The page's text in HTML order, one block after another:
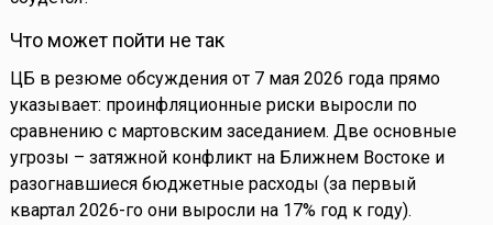
Что может пойти не так
ЦБ в резюме обсуждения от 7 мая 2026 года прямо
указывает: проинфляционные риски выросли по
сравнению с мартовским заседанием. Две основные
угрозы – затяжной конфликт на Ближнем Востоке и
разогнавшиеся бюджетные расходы (за первый
квартал 2026-го они выросли на 17% год к году).